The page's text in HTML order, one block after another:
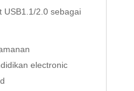
USB1.1/2.0 sebagai
electronic